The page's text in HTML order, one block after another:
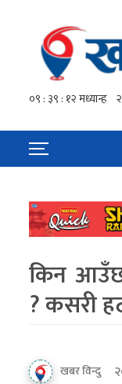
किन
? कसरी
खबर विन्दु